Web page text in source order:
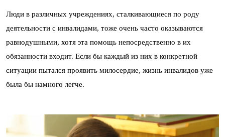
Люди в различных учреждениях, сталкивающиеся по роду
деятельности с инвалидами, тоже очень часто оказываются
равнодушными, хотя эта помощь непосредственно в их
обязанности входит. Если бы каждый из них в конкретной
ситуации пытался проявить милосердие, жизнь инвалидов уже
была бы намного легче.